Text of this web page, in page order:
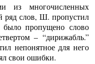
из многочисленных
ряд слов, Ш. пропустил
было пропущено слово
– “дирижабль.”
непонятное для него
свои ошибки.